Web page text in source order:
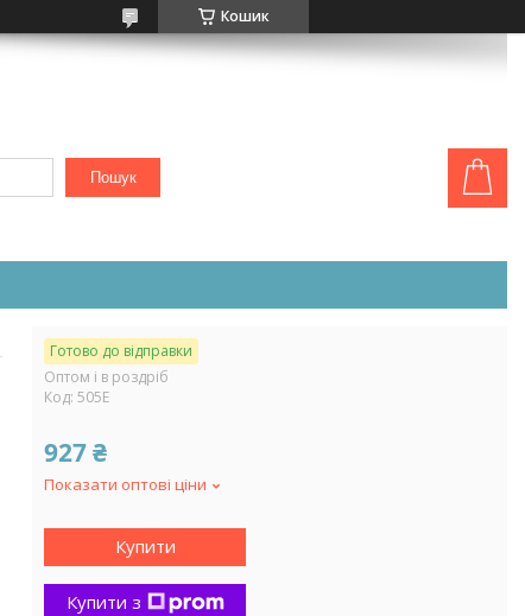
Кошик
Пошук
Готово до відправки
Оптом і в роздріб
Код: 505Е
927 ₴
Показати оптові ціни
Купити
Купити з